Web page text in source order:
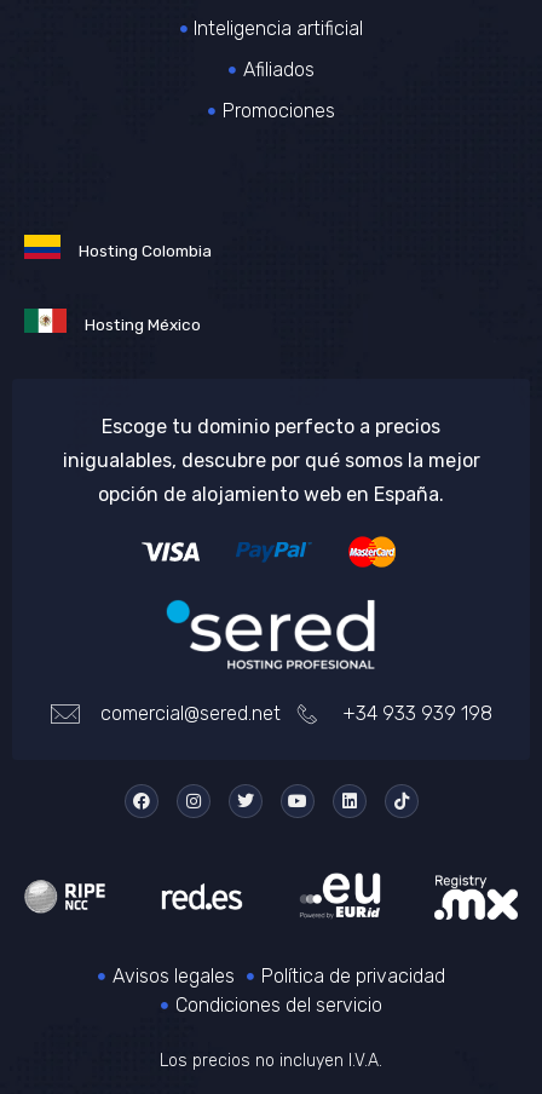
Inteligencia artificial
Afiliados
Promociones
Hosting Colombia
Hosting México
Escoge tu dominio perfecto a precios
inigualables, descubre por qué somos la mejor
opción de alojamiento web en España.
comercial@sered.net +34 933 939 198
Avisos legales
Política de privacidad
Condiciones del servicio
Los precios no incluyen I.V.A.